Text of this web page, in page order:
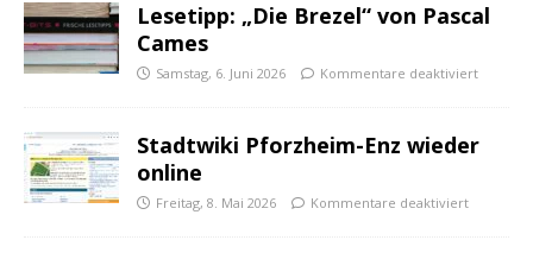
Lesetipp: „Die Brezel“ von Pascal
Cames
Samstag, 6. Juni 2026 Kommentare deaktiviert
Stadtwiki Pforzheim-Enz wieder
online
Freitag, 8. Mai 2026 Kommentare deaktiviert